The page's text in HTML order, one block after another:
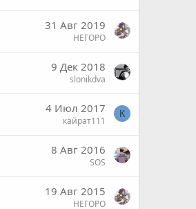
31 Авг 2019
НЕГОРО
9 Дек 2018
slonikdva
4 Июл 2017
кайрат111
К
8 Авг 2016
SOS
19 Авг 2015
НЕГОРО